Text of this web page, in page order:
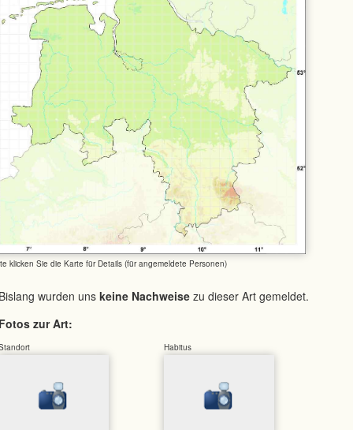
klicken Sie die Karte für Details (für angemeldete Personen)
wurden uns keine Nachweise zu dieser Art gemeldet.
zur Art:
Habitus